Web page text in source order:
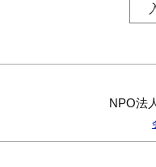
NPO法